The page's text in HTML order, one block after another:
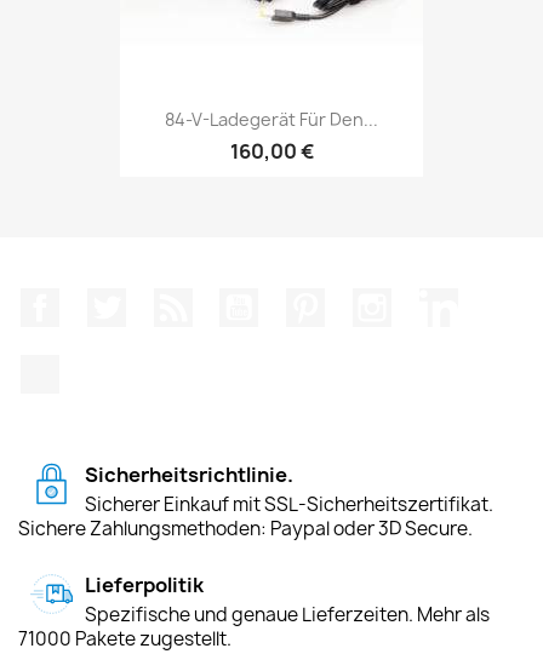
84-V-Ladegerät Für Den...
160,00 €
Sicherheitsrichtlinie.
Sicherer Einkauf mit SSL-Sicherheitszertifikat.
Sichere Zahlungsmethoden: Paypal oder 3D Secure.
Lieferpolitik
Spezifische und genaue Lieferzeiten. Mehr als
71000 Pakete zugestellt.